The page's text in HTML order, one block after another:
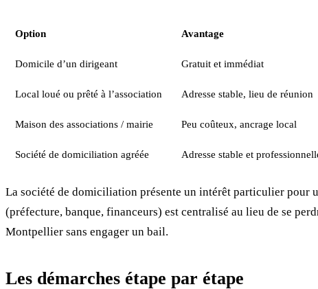
Option Avantage
Domicile d’un dirigeant Gratuit et immédiat
Local loué ou prêté à l’association Adresse stable, lieu de réunion
Maison des associations / mairie Peu coûteux, ancrage local
Société de domiciliation agréée Adresse stable et
La société de domiciliation présente un intérêt particulier pour
(préfecture, banque, financeurs) est centralisé au lieu de se
Montpellier sans engager un bail.
Les démarches étape par étape